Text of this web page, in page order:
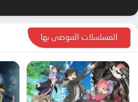
المسلسلات الموصى بها